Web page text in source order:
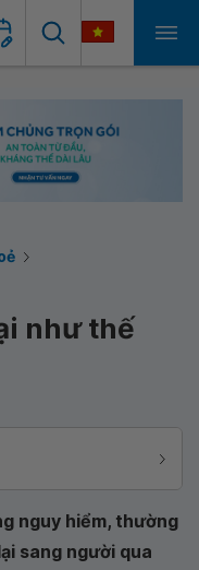
như thế
nguy hiểm, thường
sang người qua